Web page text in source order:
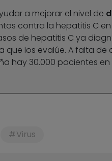
a mejorar el nivel de
contra la hepatitis C
de hepatitis C ya
que los evalúe. A falta
hay 30.000 pacientes
Virus